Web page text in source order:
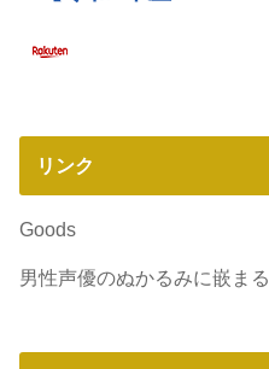
リンク
Goods
男性声優のぬかるみに嵌まる